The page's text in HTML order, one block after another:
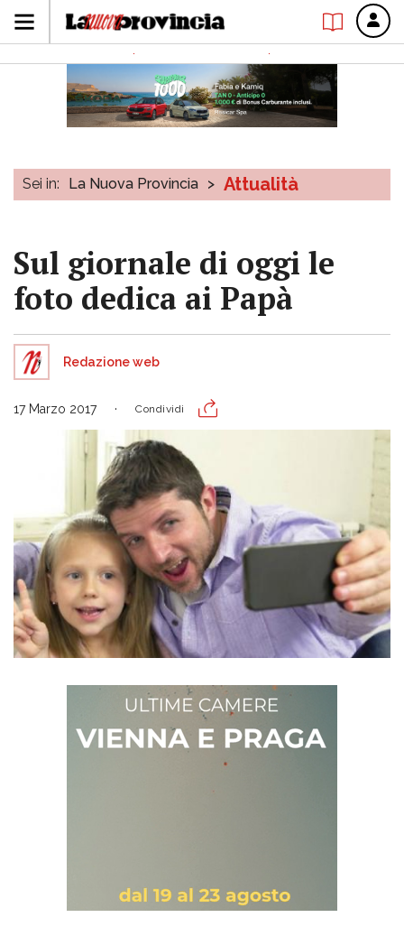
Sei in: La Nuova Provincia > Attualità
Sul giornale di oggi le
foto dedica ai Papà
Redazione web
17 Marzo 2017 Condividi